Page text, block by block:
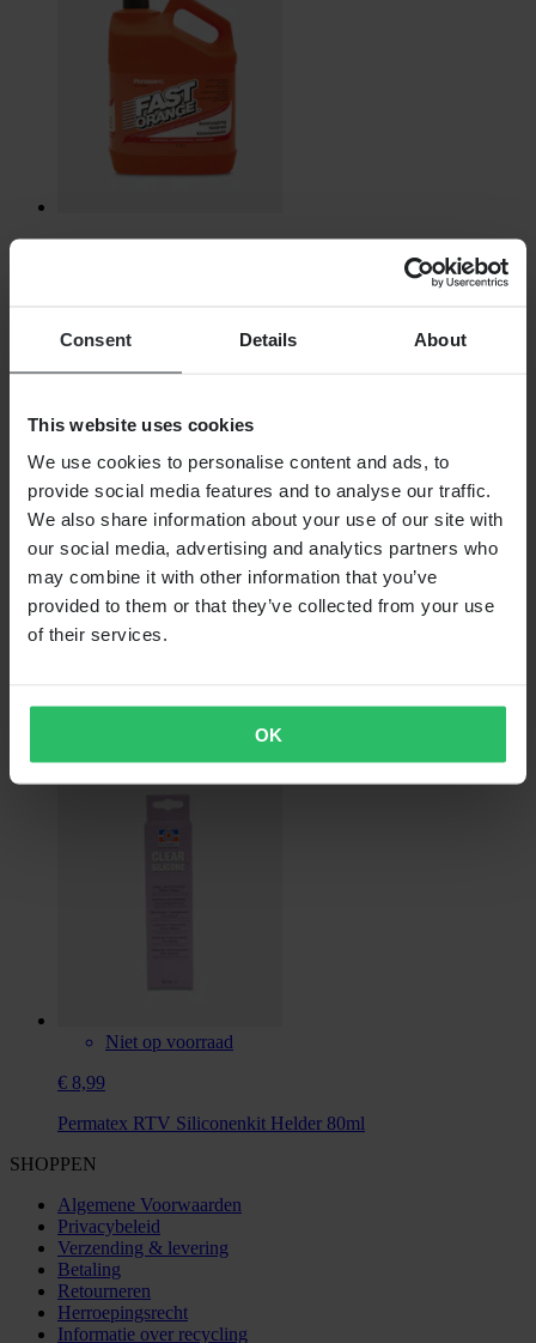
Consent Details About
This website uses cookies
We use cookies to personalise content and ads, to
provide social media features and to analyse our traffic.
We also share information about your use of our site with
our social media, advertising and analytics partners who
may combine it with other information that you’ve
provided to them or that they’ve collected from your use
of their services.
OK
Handreiniger Permatex Fast Orange 3,78L
Niet op voorraad
Siliconenkit Permatex RTV Zwart 80ml
Niet op voorraad
€ 8,99
Permatex RTV Siliconenkit Helder 80ml
SHOPPEN
Algemene Voorwaarden
Privacybeleid
Verzending & levering
Betaling
Retourneren
Herroepingsrecht
Informatie over recycling